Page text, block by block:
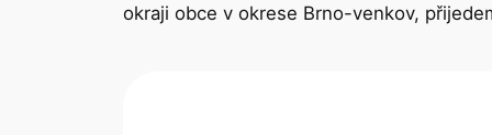
okraji obce v okrese Brno-venkov,